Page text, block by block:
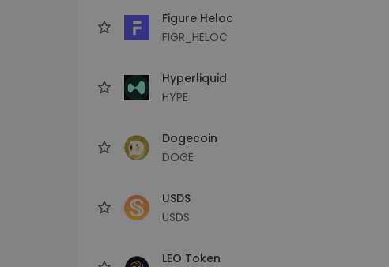
Figure Heloc
FIGR_HELOC
Hyperliquid
HYPE
Dogecoin
DOGE
USDS
USDS
LEO Token